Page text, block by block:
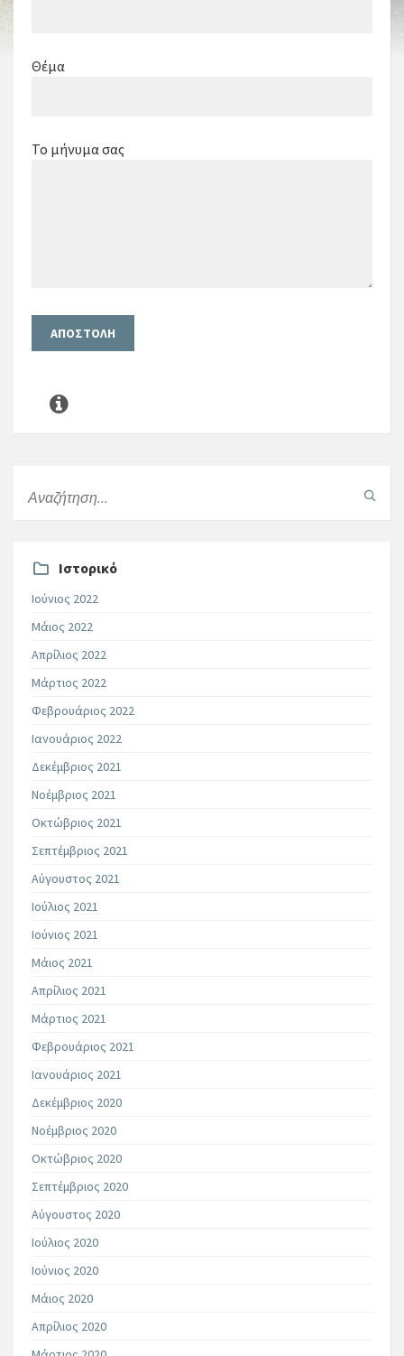
Θέμα
Το μήνυμα σας
Ιστορικό
Ιούνιος 2022
Μάιος 2022
Απρίλιος 2022
Μάρτιος 2022
Φεβρουάριος 2022
Ιανουάριος 2022
Δεκέμβριος 2021
Νοέμβριος 2021
Οκτώβριος 2021
Σεπτέμβριος 2021
Αύγουστος 2021
Ιούλιος 2021
Ιούνιος 2021
Μάιος 2021
Απρίλιος 2021
Μάρτιος 2021
Φεβρουάριος 2021
Ιανουάριος 2021
Δεκέμβριος 2020
Νοέμβριος 2020
Οκτώβριος 2020
Σεπτέμβριος 2020
Αύγουστος 2020
Ιούλιος 2020
Ιούνιος 2020
Μάιος 2020
Απρίλιος 2020